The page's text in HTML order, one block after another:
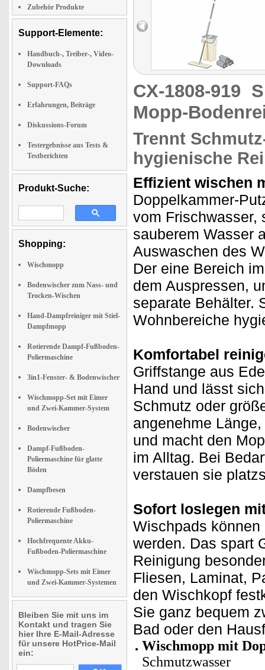
Zubehör Produkte
Support-Elemente:
Handbuch-, Treiber-, Video-
Downloads
Support-FAQs
Erfahrungen, Beiträge
Diskussions-Forum
Testergebnisse aus Tests &
Testberichten
Produkt-Suche:
Shopping:
Wischmopp
Bodenwischer zum Nass- und
Trocken-Wischen
Hand-Dampfreiniger mit Stiel-
Dampfmopp
Rotierende Dampf-Fußboden-
Poliermaschine
3in1-Fenster- & Bodenwischer
Wischmopp-Set mit Eimer
und Zwei-Kammer-System
Bodenwischer
Dampf-Fußboden-
Poliermaschine für glatte
Böden
Dampfbesen
Rotierende Fußboden-
Poliermaschine
Hochfrequente Akku-
Fußboden-Poliermaschine
Wischmopp-Sets mit Eimer
und Zwei-Kammer-Systemen
Bleiben Sie mit uns im
Kontakt und tragen Sie
hier Ihre E-Mail-Adresse
für unsere HotPrice-Mail
ein:
CX-1808-919
Mopp-
Trennt
hygienische
Effizient wischen
Doppelkammer-
vom Frischwasser,
sauberem Wasser
Auswaschen des
Der eine Bereich
dem Auspressen,
separate Behälter.
Wohnbereiche
Komfortabel
Griffstange aus
Hand und lässt
Schmutz oder
angenehme
und macht den
im Alltag. Bei
verstauen sie
Sofort loslegen
Wischpads
werden. Das spart
Reinigung
Fliesen, Laminat,
den Wischkopf
Sie ganz bequem
Bad oder den
Wischmopp mit
Schmutzwasser